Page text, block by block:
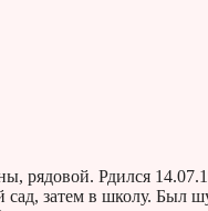
рядовой. Рдился
затем в школу. Был